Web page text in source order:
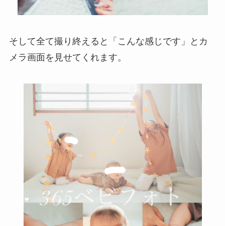
そして全て撮り終えると「こんな感じです」とカ
メラ画面を見せてくれます。